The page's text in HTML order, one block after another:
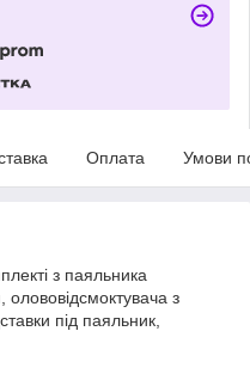
Оплата Умови
з паяльника
з
під паяльник,